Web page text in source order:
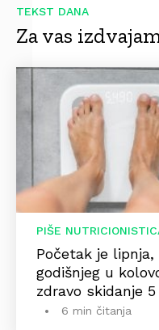
TEKST DANA
Za vas
PIŠE
Početak je
godišnjeg u
zdravo skidanje
6 min čitanja